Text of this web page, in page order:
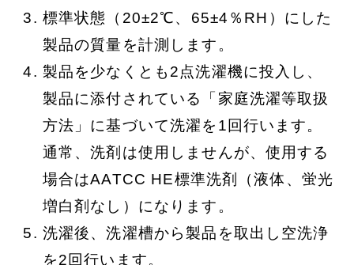
標準状態（20±2℃、65±4％RH）にした
製品の質量を計測します。
製品を少なくとも2点洗濯機に投入し、
製品に添付されている「家庭洗濯等取扱
方法」に基づいて洗濯を1回行います。
通常、洗剤は使用しませんが、使用する
場合はAATCC HE標準洗剤（液体、蛍光
増白剤なし）になります。
洗濯後、洗濯槽から製品を取出し空洗浄
を2回行います。